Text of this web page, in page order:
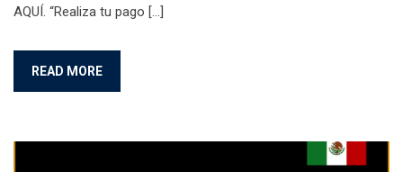
AQUÍ. “Realiza tu pago […]
READ MORE